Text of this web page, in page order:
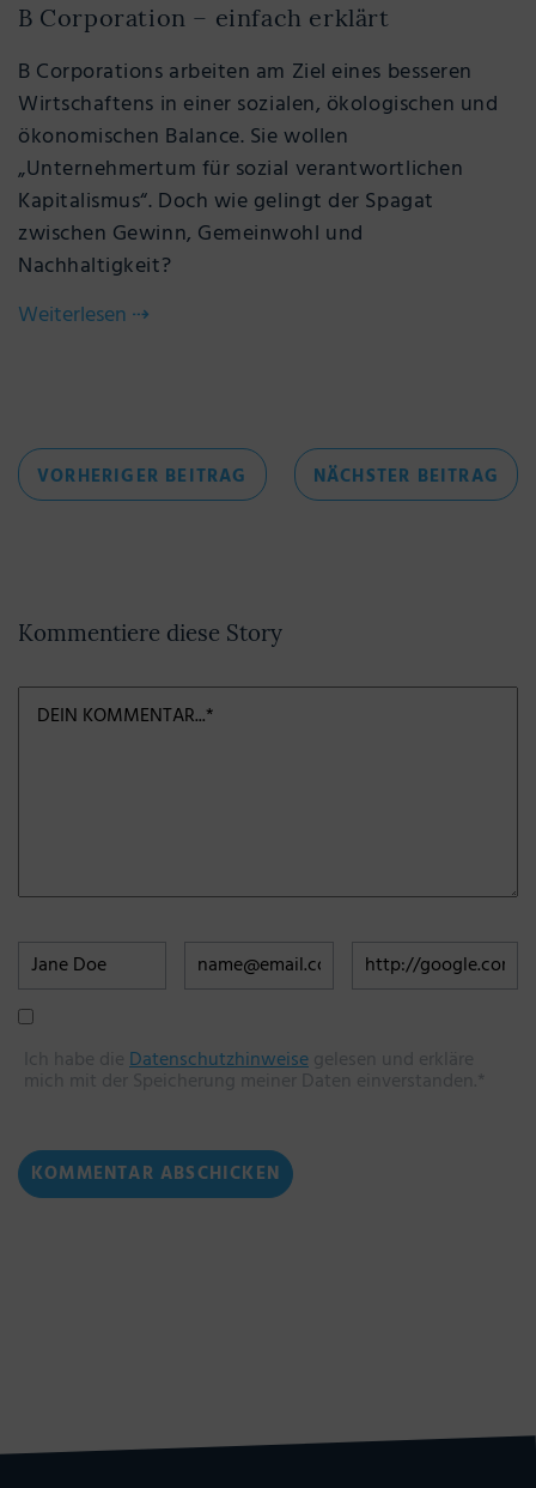
B Corporation – einfach erklärt
B Corporations arbeiten am Ziel eines besseren
Wirtschaftens in einer sozialen, ökologischen und
ökonomischen Balance. Sie wollen
„Unternehmertum für sozial verantwortlichen
Kapitalismus“. Doch wie gelingt der Spagat
zwischen Gewinn, Gemeinwohl und
Nachhaltigkeit?
Weiterlesen ⇢
Beitragsnavigation
VORHERIGER BEITRAG VORHERIGER
BEITRAG
NÄCHSTER BEITRAG
Kommentiere diese Story
Ich habe dieDatenschutzhinweisegelesen und erkläre
mich mit der Speicherung meiner Daten einverstanden.*